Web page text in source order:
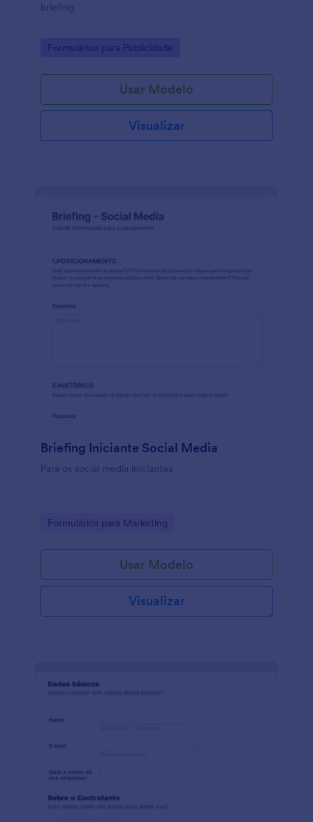
briefing.
Go to Category:
Formulários para Publicidade
Usar Modelo
Visualizar
Briefing Iniciante Social Media
Para os social media iniciantes
Go to Category:
Formulários para Marketing
Usar Modelo
Visualizar